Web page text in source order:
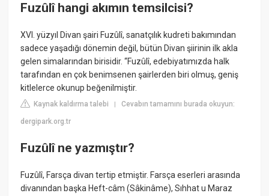
Fuzûlî hangi akımın temsilcisi?
XVI. yüzyıl Divan şairi Fuzûlî, sanatçılık kudreti bakımından
sadece yaşadığı dönemin değil, bütün Divan şiirinin ilk akla
gelen simalarından birisidir. “Fuzûlî, edebiyatımızda halk
tarafından en çok benimsenen şairlerden biri olmuş, geniş
kitlelerce okunup beğenilmiştir.
Kaynak kaldırma talebi |Cevabın tamamını burada okuyun:
dergipark.org.tr
Fuzûlî ne yazmıştır?
Fuzûlî, Farsça divan tertip etmiştir. Farsça eserleri arasında
divanından başka Heft-câm (Sâkinâme), Sıhhat u Maraz